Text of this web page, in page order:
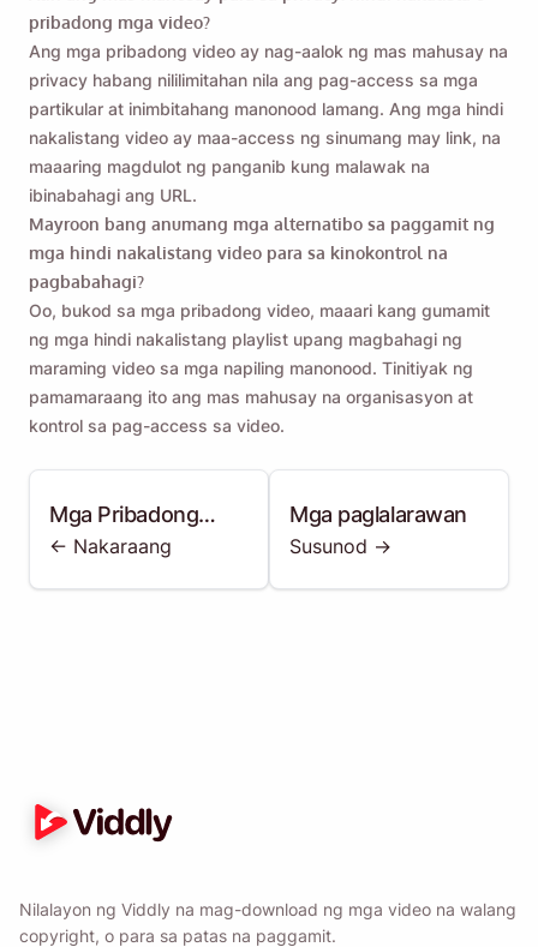
pribadong mga video?
Ang mga pribadong video ay nag-aalok ng mas mahusay na
privacy habang nililimitahan nila ang pag-access sa mga
partikular at inimbitahang manonood lamang. Ang mga hindi
nakalistang video ay maa-access ng sinumang may link, na
maaaring magdulot ng panganib kung malawak na
ibinabahagi ang URL.
Mayroon bang anumang mga alternatibo sa paggamit ng
mga hindi nakalistang video para sa kinokontrol na
pagbabahagi?
Oo, bukod sa mga pribadong video, maaari kang gumamit
ng mga hindi nakalistang playlist upang magbahagi ng
maraming video sa mga napiling manonood. Tinitiyak ng
pamamaraang ito ang mas mahusay na organisasyon at
kontrol sa pag-access sa video.
Mga Pribadong
Video
<- Nakaraang
Mga paglalarawan
Susunod ->
Nilalayon ng Viddly na mag-download ng mga video na walang
copyright, o para sa patas na paggamit.